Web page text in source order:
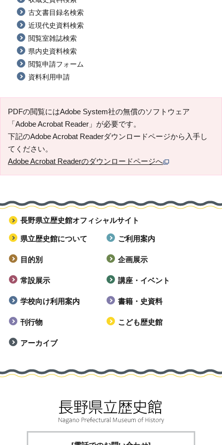
古文書目録名検索
近現代史資料検索
閲覧室雑誌検索
県内史資料検索
閲覧申請フォーム
資料利用申請
PDFの閲覧にはAdobe System社の無償のソフトウェア
「Adobe Acrobat Reader」が必要です。
下記のAdobe Acrobat Readerダウンロードページから入手し
てください。
Adobe Acrobat Readerのダウンロードページへ
長野県立歴史館オフィシャルサイト
県立歴史館について ご利用案内
目的別 企画展示
常設展示 講座・イベント
学校向け利用案内 書籍・史資料
刊行物 こども歴史館
アーカイブ